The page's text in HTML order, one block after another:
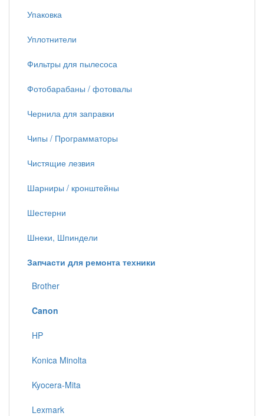
Упаковка
Уплотнители
Фильтры для пылесоса
Фотобарабаны / фотовалы
Чернила для заправки
Чипы / Программаторы
Чистящие лезвия
Шарниры / кронштейны
Шестерни
Шнеки, Шпиндели
Запчасти для ремонта техники
Brother
Canon
HP
Konica Minolta
Kyocera-Mita
Lexmark